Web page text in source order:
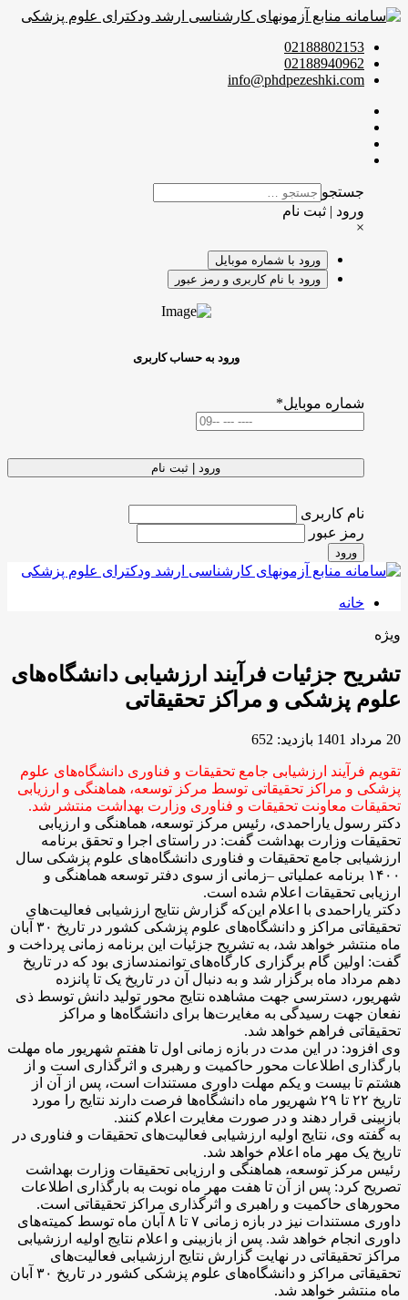
02188802153
02188940962
info@phdpezeshki.com
جستجو
ورود | ثبت نام
×
ورود با شماره موبایل
ورود با نام کاربری و رمز عبور
ورود به حساب کاربری
شماره موبایل*
ورود | ثبت نام
نام کاربری
رمز عبور
ورود
خانه
ویژه
تشریح جزئیات فرآیند ارزشیابی دانشگاه‌های
علوم پزشکی و مراکز تحقیقاتی
20 مرداد 1401 بازدید: 652
تقویم فرآیند ارزشیابی جامع تحقیقات و فناوری دانشگاه‌های علوم
پزشکی و مراکز تحقیقاتی توسط مرکز توسعه، هماهنگی و ارزیابی
تحقیقات معاونت تحقیقات و فناوری وزارت بهداشت منتشر شد.
دکتر رسول یاراحمدی، رئیس مرکز توسعه، هماهنگی و ارزیابی
تحقیقات وزارت بهداشت گفت: در راستای اجرا و تحقق برنامه
ارزشیابی جامع تحقیقات و فناوری دانشگاه‌های علوم پزشکی سال
۱۴۰۰ برنامه عملیاتی –زمانی از سوی دفتر توسعه هماهنگی و
ارزیابی تحقیقات اعلام شده است.
دکتر یاراحمدی با اعلام این‌که گزارش نتایج ارزشیابی فعالیت‌های
تحقیقاتی مراکز و دانشگاه‌های علوم پزشکی کشور در تاریخ ۳۰ آبان
ماه منتشر خواهد شد، به تشریح جزئیات این برنامه زمانی پرداخت و
گفت: اولین گام برگزاری کارگاه‌های توانمندسازی بود که در تاریخ
دهم مرداد ماه برگزار شد و به دنبال آن در تاریخ یک تا پانزده
شهریور، دسترسی جهت مشاهده نتایج محور تولید دانش توسط ذی
نفعان جهت رسیدگی به مغایرت‌ها برای دانشگاه‌ها و مراکز
تحقیقاتی فراهم خواهد شد.
وی افزود: در این مدت در بازه زمانی اول تا هفتم شهریور ماه مهلت
بارگذاری اطلاعات محور حاکمیت و رهبری و اثرگذاری است و از
هشتم تا بیست و یکم مهلت داوری مستندات است، پس از آن از
تاریخ ۲۲ تا ۲۹ شهریور ماه دانشگاه‌ها فرصت دارند نتایج را مورد
بازبینی قرار دهند و در صورت مغایرت اعلام کنند.
به گفته وی، نتایج اولیه ارزشیابی فعالیت‌های تحقیقات و فناوری در
تاریخ یک مهر ماه اعلام خواهد شد.
رئیس مرکز توسعه، هماهنگی و ارزیابی تحقیقات وزارت بهداشت
تصریح کرد: پس از آن تا هفت مهر ماه نوبت به بارگذاری اطلاعات
محورهای حاکمیت و راهبری و اثرگذاری مراکز تحقیقاتی است.
داوری مستندات نیز در بازه زمانی ۷ تا ۸ آبان ماه توسط کمیته‌های
داوری انجام خواهد شد. پس از بازبینی و اعلام نتایج اولیه ارزشیابی
مراکز تحقیقاتی در نهایت گزارش نتایج ارزشیابی فعالیت‌های
تحقیقاتی مراکز و دانشگاه‌های علوم پزشکی کشور در تاریخ ۳۰ آبان
ماه منتشر خواهد شد.